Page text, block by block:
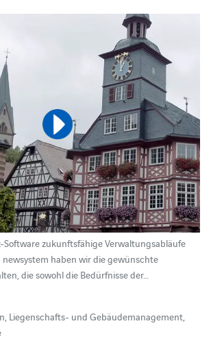
zukunftsfähige Verwaltungsabläufe
haben wir die gewünschte
die sowohl die Bedürfnisse der…
Liegenschafts- und Gebäudemanagement,